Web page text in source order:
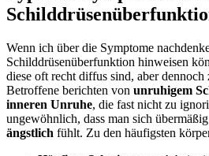
Wenn ich über die ​Symptome⁢
Schilddrüsenüberfunktion hinweisen
diese oft recht diffus sind, aber⁣
Betroffene berichten von unruhigem
inneren Unruhe, die fast ‍nicht zu
ungewöhnlich,‌ dass man sich übermäßig
ängstlich fühlt.‌ Zu den ​häufigsten